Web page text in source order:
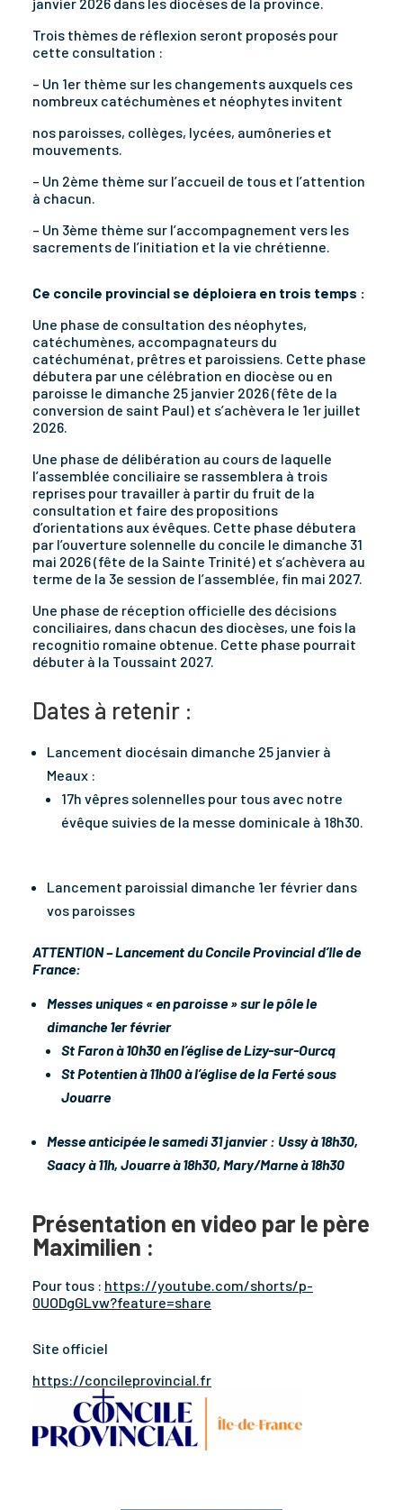
Trois thèmes de réflexion seront proposés pour
cette consultation :
– Un 1er thème sur les changements auxquels ces
nombreux catéchumènes et néophytes invitent
nos paroisses, collèges, lycées, aumôneries et
mouvements.
– Un 2ème thème sur l’accueil de tous et l’attention
à chacun.
– Un 3ème thème sur l’accompagnement vers les
sacrements de l’initiation et la vie chrétienne.
Ce concile provincial se déploiera en trois temps :
Une phase de consultation des néophytes,
catéchumènes, accompagnateurs du
catéchuménat, prêtres et paroissiens. Cette phase
débutera par une célébration en diocèse ou en
paroisse le dimanche 25 janvier 2026 (fête de la
conversion de saint Paul) et s’achèvera le 1er juillet
2026.
Une phase de délibération au cours de laquelle
l’assemblée conciliaire se rassemblera à trois
reprises pour travailler à partir du fruit de la
consultation et faire des propositions
d’orientations aux évêques. Cette phase débutera
par l’ouverture solennelle du concile le dimanche 31
mai 2026 (fête de la Sainte Trinité) et s’achèvera au
terme de la 3e session de l’assemblée, fin mai 2027.
Une phase de réception officielle des décisions
conciliaires, dans chacun des diocèses, une fois la
recognitio romaine obtenue. Cette phase pourrait
débuter à la Toussaint 2027.
Dates à retenir :
Lancement diocésain dimanche 25 janvier à
Meaux :
17h vêpres solennelles pour tous avec notre
évêque suivies de la messe dominicale à 18h30.
Lancement paroissial dimanche 1er février dans
vos paroisses
ATTENTION – Lancement du Concile Provincial d’Ile de
France:
Messes uniques « en paroisse » sur le pôle le
dimanche 1er février
St Faron à 10h30 en l’église de Lizy-sur-Ourcq
St Potentienà 11h00 à l’église de la Ferté sous
Jouarre
Messe anticipée le samedi 31 janvier : Ussy à 18h30,
Saacy à 11h, Jouarre à 18h30, Mary/Marne à 18h30
Présentation en video par le père
Maximilien :
Pour tous : https://youtube.com/shorts/p-
0UODgGLvw?feature=share
Site officiel
https://concileprovincial.fr